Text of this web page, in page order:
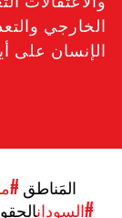
الخارجي
الإنسان على
المَناطق
#السودان